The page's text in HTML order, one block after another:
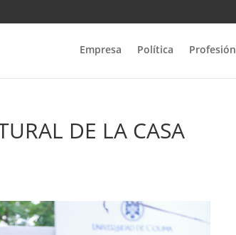
Empresa Política Profesión
DE LA CASA